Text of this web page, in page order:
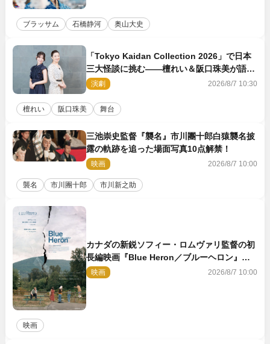
ブラッサム 石橋静河 奥山大史
「Tokyo Kaidan Collection 2026」で日本
三大怪談に挑む――檀れい＆阪口珠美が語る
「牡丹灯籠」の新たな魅力
演劇 2026/8/7 10:30
檀れい 阪口珠美 舞台
三池崇史監督『襲名』市川團十郎白猿襲名披
露の軌跡を追った場面写真10点解禁！
映画 2026/8/7 10:00
襲名 市川團十郎 市川新之助
カナダの新鋭ソフィー・ロムヴァリ監督の初
長編映画『Blue Heron／ブルーヘロン』
10.23公開
映画 2026/8/7 10:00
映画